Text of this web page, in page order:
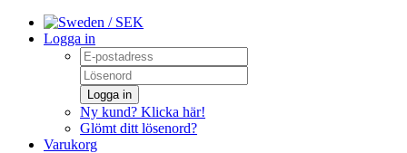
/ SEK
Logga in
Logga in
Ny kund? Klicka här!
Glömt ditt lösenord?
Varukorg